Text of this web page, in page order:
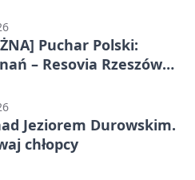
Puchar Polski:
– Resovia Rzeszów
Jeziorem Durowskim.
chłopcy